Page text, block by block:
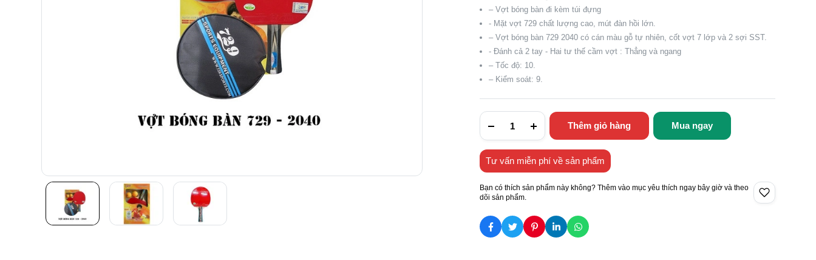
– Vợt bóng bàn đi kèm túi đựng
- Mặt vợt 729 chất lượng cao, mút đàn hồi lớn.
– Vợt bóng bàn 729 2040 có cán màu gỗ tự nhiên, cốt vợt 7 lớp và 2 sợi SST.
- Đánh cả 2 tay - Hai tư thế cầm vợt : Thẳng và ngang
– Tốc độ: 10.
– Kiểm soát: 9.
Thêm giỏ hàng Mua ngay
Tư vấn miễn phí về sản phẩm
Bạn có thích sản phẩm này không? Thêm vào mục yêu thích ngay bây giờ và theo
dõi sản phẩm.